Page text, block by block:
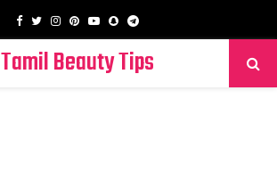
Facebook
TwitterInstagram
PinterestYoutube
SnapchatTelegram
Tamil Beauty Tips